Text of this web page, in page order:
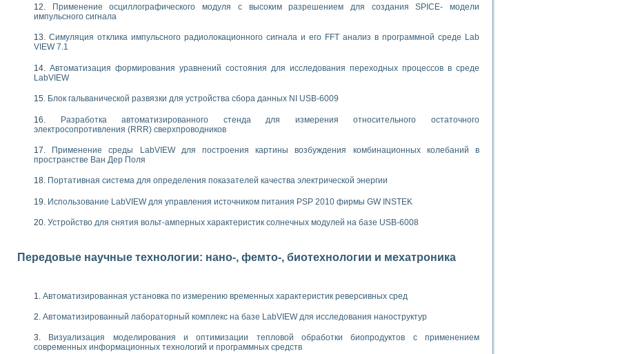
для создания лабораторного практикума по измерениям магнитных величин
течения в расширяющемся канале
«Изучение магнитных свойств ферромагнетиков. Петля гистерезиса» с использованием графической среды программирования LabVIEW
адиабатического расширения газов
результатов измерительного экспримента
Назначение. Состав. Возможности
и корреляционный анализ"
принципа действия универсального цифрового вольтметра
обеспечение учебных лабораторных стендов
LabVIEW
для исследования АЧХ и ФЧХ активных фильтров
INSTRUMENTS в операционной системе LINUX
принимаемых решений в среде LabVIEW
электрических характеристик газоразрядных и люминесцентных ламп
информационно-измерительным системам (ИИС)
характеристик на основе использования звуковой карты ПК
Применение осциллографического модуля с высоким разрешением для создания SPICE- модели
импульсного сигнала
Симуляция отклика импульсного радиолокационного сигнала и его FFT анализ в программной среде Lab
VIEW 7.1
Автоматизация формирования уравнений состояния для исследования переходных процессов в среде
LabVIEW
Блок гальванической развязки для устройства сбора данных NI USB-6009
Разработка автоматизированного стенда для измерения относительного остаточного
электросопротивления (RRR) сверхпроводников
Применение среды LabVIEW для построения картины возбуждения комбинационных колебаний в
пространстве Ван Дер Поля
Портативная система для определения показателей качества электрической энергии
Использование LabVIEW для управления источником питания PSP 2010 фирмы GW INSTEK
Устройство для снятия вольт-амперных характеристик солнечных модулей на базе USB-6008
Передовые научные технологии: нано-, фемто-, биотехнологии и мехатроника
Автоматизированная установка по измерению временных характеристик реверсивных сред
Автоматизированный лабораторный комплекс на базе LabVIEW для исследования наноструктур
Визуализация моделирования и оптимизации тепловой обработки биопродуктов с применением
современных информационных технологий и программных средств